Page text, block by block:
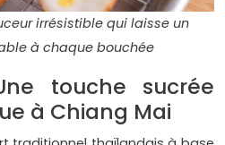
irrésistible qui laisse un
à chaque bouchée
touche sucrée
à Chiang Mai